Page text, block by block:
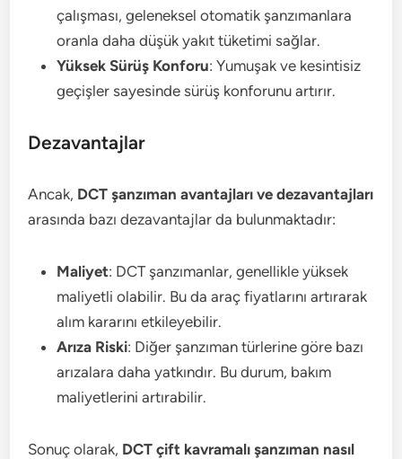
çalışması, geleneksel otomatik şanzımanlara
oranla daha düşük yakıt tüketimi sağlar.
Yüksek Sürüş Konforu: Yumuşak ve kesintisiz
geçişler sayesinde sürüş konforunu artırır.
Dezavantajlar
Ancak, DCT şanzıman avantajları ve dezavantajları
arasında bazı dezavantajlar da bulunmaktadır:
Maliyet: DCT şanzımanlar, genellikle yüksek
maliyetli olabilir. Bu da araç fiyatlarını artırarak
alım kararını etkileyebilir.
Arıza Riski: Diğer şanzıman türlerine göre bazı
arızalara daha yatkındır. Bu durum, bakım
maliyetlerini artırabilir.
Sonuç olarak, DCT çift kavramalı şanzıman nasıl